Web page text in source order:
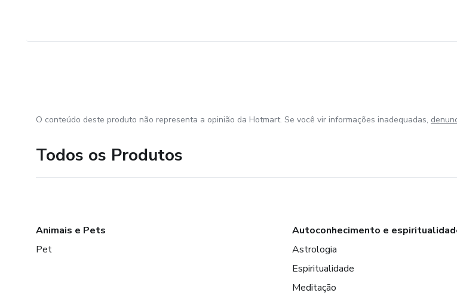
O conteúdo deste produto não representa a opinião da Hotmart. Se você vir informações inadequadas,
Todos os Produtos
Animais e Pets
Pet
Autoconhecimento e
Astrologia
Espiritualidade
Meditação